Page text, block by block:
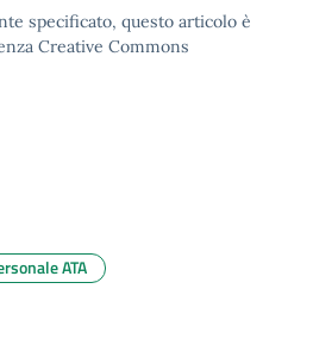
specificato, questo articolo è
Creative Commons
ATA